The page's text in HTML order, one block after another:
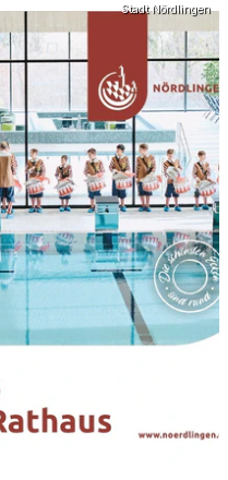
Stadt Nördlingen